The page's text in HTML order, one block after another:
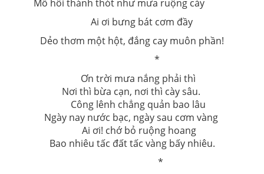
Mồ hôi thánh thót như mưa ruộng cày
Ai ơi bưng bát cơm đầy
Dẻo thơm một hột, đắng cay muôn phần!
*
Ơn trời mưa nắng phải thì
Nơi thì bừa cạn, nơi thì cày sâu.
Công lênh chẳng quản bao lâu
Ngày nay nước bạc, ngày sau cơm vàng
Ai ơi! chớ bỏ ruộng hoang
Bao nhiêu tấc đất tấc vàng bấy nhiêu.
*